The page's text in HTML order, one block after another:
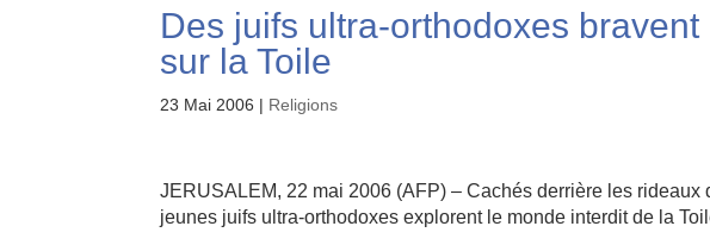
Des juifs ultra-orthodoxes
sur la Toile
23 Mai 2006 | Religions
JERUSALEM, 22 mai 2006 (AFP) – Cachés derrière les rideaux
jeunes juifs ultra-orthodoxes explorent le monde interdit de la